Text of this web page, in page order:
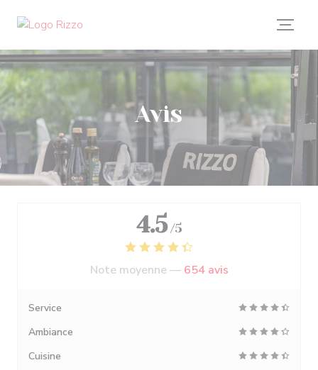
Avis
4.5 /5
Note moyenne — 654 avis
Service
Ambiance
Cuisine